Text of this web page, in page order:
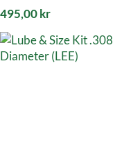
495,00kr